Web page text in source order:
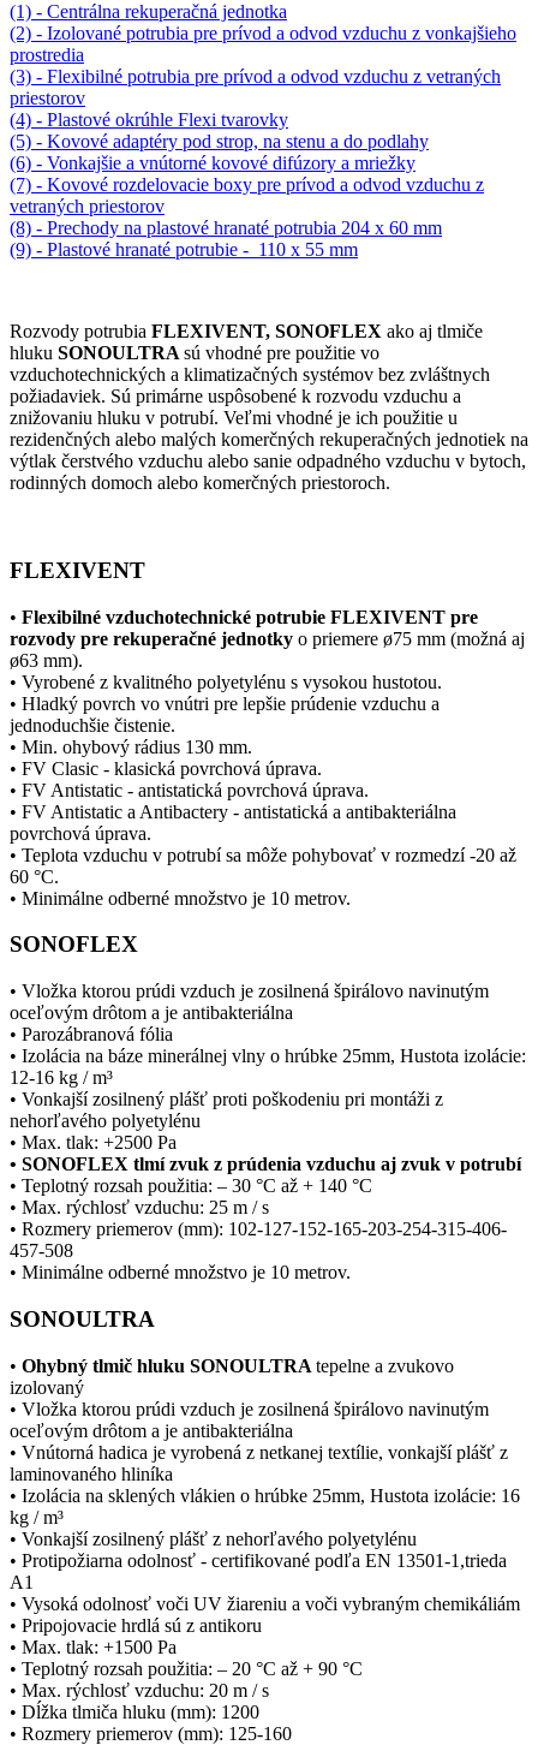
(1) - Centrálna rekuperačná jednotka
(2) - Izolované potrubia pre prívod a odvod vzduchu z vonkajšieho
prostredia
(3) - Flexibilné potrubia pre prívod a odvod vzduchu z vetraných
priestorov
(4) - Plastové okrúhle Flexi tvarovky
(5) - Kovové adaptéry pod strop, na stenu a do podlahy
(6) - Vonkajšie a vnútorné kovové difúzory a mriežky
(7) - Kovové rozdelovacie boxy pre prívod a odvod vzduchu z
vetraných priestorov
(8) - Prechody na plastové hranaté potrubia 204 x 60 mm
(9) - Plastové hranaté potrubie - 110 x 55 mm
Rozvody potrubia FLEXIVENT, SONOFLEX ako aj tlmiče
hluku SONOULTRA sú vhodné pre použitie vo
vzduchotechnických a klimatizačných systémov bez zvláštnych
požiadaviek. Sú primárne uspôsobené k rozvodu vzduchu a
znižovaniu hluku v potrubí. Veľmi vhodné je ich použitie u
rezidenčných alebo malých komerčných rekuperačných jednotiek na
výtlak čerstvého vzduchu alebo sanie odpadného vzduchu v bytoch,
rodinných domoch alebo komerčných priestoroch.
FLEXIVENT
• Flexibilné vzduchotechnické potrubie FLEXIVENT pre
rozvody pre rekuperačné jednotky o priemere ø75 mm (možná aj
ø63 mm).
• Vyrobené z kvalitného polyetylénu s vysokou hustotou.
• Hladký povrch vo vnútri pre lepšie prúdenie vzduchu a
jednoduchšie čistenie.
• Min. ohybový rádius 130 mm.
• FV Clasic - klasická povrchová úprava.
• FV Antistatic - antistatická povrchová úprava.
• FV Antistatic a Antibactery - antistatická a antibakteriálna
povrchová úprava.
• Teplota vzduchu v potrubí sa môže pohybovať v rozmedzí -20 až
60 °C.
• Minimálne odberné množstvo je 10 metrov.
SONOFLEX
• Vložka ktorou prúdi vzduch je zosilnená špirálovo navinutým
oceľovým drôtom a je antibakteriálna
• Parozábranová fólia
• Izolácia na báze minerálnej vlny o hrúbke 25mm, Hustota izolácie:
12-16 kg / m³
• Vonkajší zosilnený plášť proti poškodeniu pri montáži z
nehorľavého polyetylénu
• Max. tlak: +2500 Pa
• SONOFLEX tlmí zvuk z prúdenia vzduchu aj zvuk v potrubí
• Teplotný rozsah použitia: – 30 °C až + 140 °C
• Max. rýchlosť vzduchu: 25 m / s
• Rozmery priemerov (mm): 102-127-152-165-203-254-315-406-
457-508
• Minimálne odberné množstvo je 10 metrov.
SONOULTRA
• Ohybný tlmič hluku SONOULTRA tepelne a zvukovo
izolovaný
• Vložka ktorou prúdi vzduch je zosilnená špirálovo navinutým
oceľovým drôtom a je antibakteriálna
• Vnútorná hadica je vyrobená z netkanej textílie, vonkajší plášť z
laminovaného hliníka
• Izolácia na sklených vlákien o hrúbke 25mm, Hustota izolácie: 16
kg / m³
• Vonkajší zosilnený plášť z nehorľavého polyetylénu
• Protipožiarna odolnosť - certifikované podľa EN 13501-1,trieda
A1
• Vysoká odolnosť voči UV žiareniu a voči vybraným chemikáliám
• Pripojovacie hrdlá sú z antikoru
• Max. tlak: +1500 Pa
• Teplotný rozsah použitia: – 20 °C až + 90 °C
• Max. rýchlosť vzduchu: 20 m / s
• Dĺžka tlmiča hluku (mm): 1200
• Rozmery priemerov (mm): 125-160